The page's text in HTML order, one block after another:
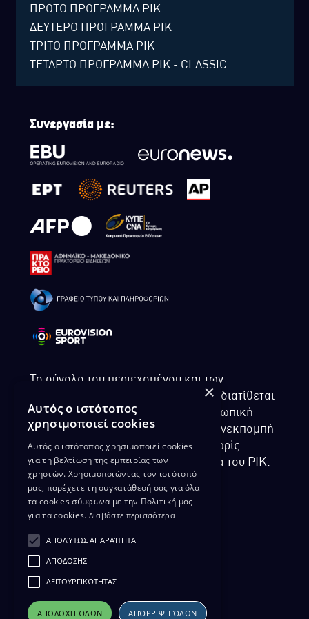
ΠΡΩΤΟ ΠΡΟΓΡΑΜΜΑ ΡΙΚ
ΔΕΥΤΕΡΟ ΠΡΟΓΡΑΜΜΑ ΡΙΚ
ΤΡΙΤΟ ΠΡΟΓΡΑΜΜΑ ΡΙΚ
ΤΕΤΑΡΤΟ ΠΡΟΓΡΑΜΜΑ ΡΙΚ - CLASSIC
Συνεργασία με:
Το σύνολο του περιεχομένου και των
υπηρεσιών της ιστοσελίδας του ΡΙΚ διατίθεται
στους επισκέπτες αυστηρά για προσωπική
χρήση. Απαγορεύεται η χρήση ή επανεκπομπή
του, σε οποιοδήποτε μορφή, με ή χωρίς
επεξεργασία και χωρίς γραπτή άδεια του ΡΙΚ.
ΔΙΚΑΙΩΜΑ ΠΡΟΣΤΑΣΙΑΣ ΔΕΔΟΜΕΝΩΝ
ΔΙΑΘΕΣΗ ΑΡΧΕΙΑΚΟΥ ΥΛΙΚΟΥ
ΠΟΛΙΤΙΚΗ ΑΠΟΡΡΗΤΟΥ EUROVISION
×
Αυτός ο ιστότοπος
χρησιμοποιεί cookies
Αυτός ο ιστότοπος χρησιμοποιεί cookies
για τη βελτίωση της εμπειρίας των
χρηστών. Χρησιμοποιώντας τον ιστότοπό
μας, παρέχετε τη συγκατάθεσή σας για όλα
τα cookies σύμφωνα με την Πολιτική μας
για τα cookies. Διαβάστε περισσότερα
ΑΠΟΛΎΤΩΣ ΑΠΑΡΑΊΤΗΤΑ
ΑΠΌΔΟΣΗΣ
ΛΕΙΤΟΥΡΓΙΚΌΤΗΤΑΣ
ΑΠΟΔΟΧΉ ΌΛΩΝ ΑΠΌΡΡΙΨΗ ΌΛΩΝ